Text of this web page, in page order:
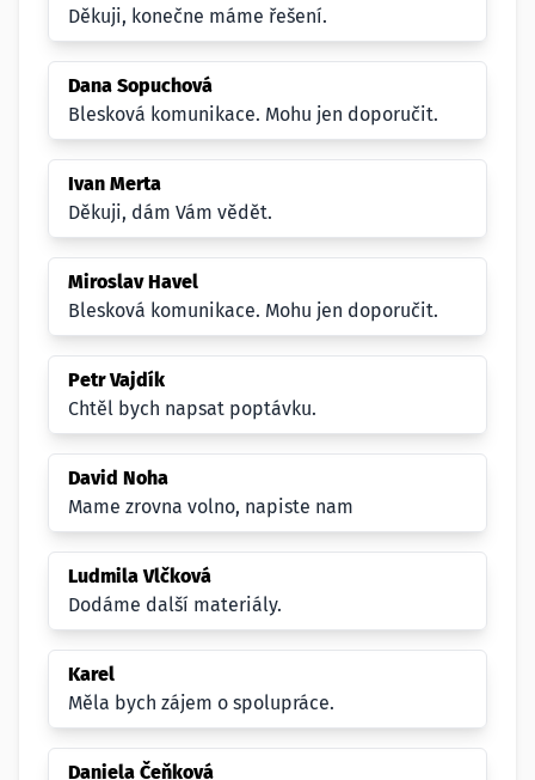
Děkuji, konečne máme řešení.
Dana Sopuchová
Blesková komunikace. Mohu jen doporučit.
Ivan Merta
Děkuji, dám Vám vědět.
Miroslav Havel
Blesková komunikace. Mohu jen doporučit.
Petr Vajdík
Chtěl bych napsat poptávku.
David Noha
Mame zrovna volno, napiste nam
Ludmila Vlčková
Dodáme další materiály.
Karel
Měla bych zájem o spolupráce.
Daniela Čeňková